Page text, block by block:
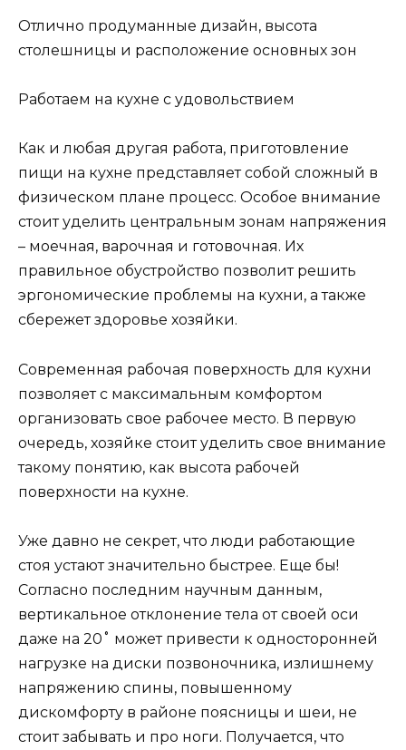
Отлично продуманные дизайн, высота
столешницы и расположение основных зон
Работаем на кухне с удовольствием
Как и любая другая работа, приготовление
пищи на кухне представляет собой сложный в
физическом плане процесс. Особое внимание
стоит уделить центральным зонам напряжения
– моечная, варочная и готовочная. Их
правильное обустройство позволит решить
эргономические проблемы на кухни, а также
сбережет здоровье хозяйки.
Современная рабочая поверхность для кухни
позволяет с максимальным комфортом
организовать свое рабочее место. В первую
очередь, хозяйке стоит уделить свое внимание
такому понятию, как высота рабочей
поверхности на кухне.
Уже давно не секрет, что люди работающие
стоя устают значительно быстрее. Еще бы!
Согласно последним научным данным,
вертикальное отклонение тела от своей оси
даже на 20˚ может привести к односторонней
нагрузке на диски позвоночника, излишнему
напряжению спины, повышенному
дискомфорту в районе поясницы и шеи, не
стоит забывать и про ноги. Получается, что